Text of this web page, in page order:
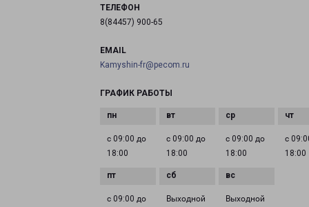
ТЕЛЕФОН
8(84457) 900-65
EMAIL
Kamyshin-fr@pecom.ru
ГРАФИК РАБОТЫ
с 09:00 до
18:00
с 09:00 до
18:00
с 09:00 до
18:00
с
18:00
с 09:00 до
Выходной Выходной